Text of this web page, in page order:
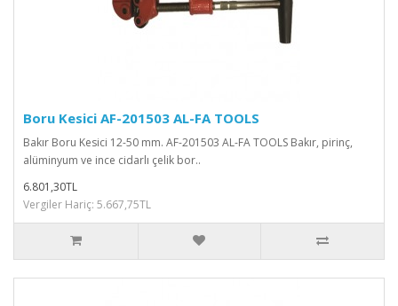
Boru Kesici AF-201503 AL-FA TOOLS
Bakır Boru Kesici 12-50 mm. AF-201503 AL-FA TOOLS Bakır, pirinç,
alüminyum ve ince cidarlı çelik bor..
6.801,30TL
Vergiler Hariç: 5.667,75TL